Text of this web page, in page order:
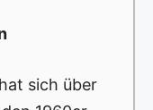
sich über